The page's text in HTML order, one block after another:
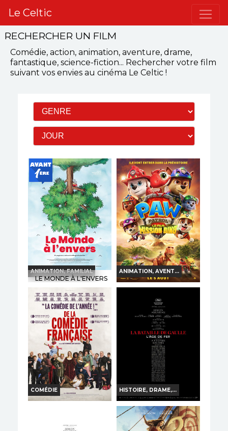
Le Celtic
RECHERCHER UN FILM
Comédie, action, animation, aventure, drame,
fantastique, science-fiction... Rechercher votre film
suivant vos envies au cinéma Le Celtic !
ANIMATION, FAMILIAL
LE MONDE À L'ENVERS
Horaires et Infos
Bande-annonce
Réservation
TOUT PUBLIC VF
ANIMATION, AVENT...
LE FILM MISSION DINO
Horaires et Infos
Bande-annonce
Réservation
TOUT PUBLIC
COMÉDIE
HISTOIRE, DRAME,...
LA BATAILLE DE
GAULLE - PARTIE 1 :
L'AGE DE FER